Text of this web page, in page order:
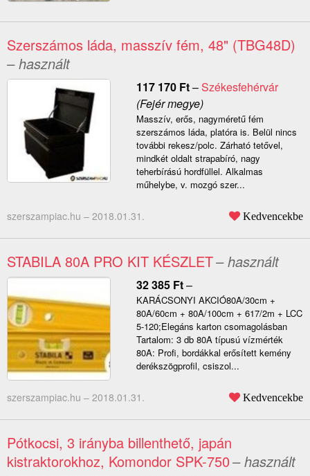
Szerszámos láda, masszív fém, 48" (TBG48D)
– használt
117 170 Ft–Székesfehérvár
(Fejér megye)
Masszív, erős, nagyméretű fém
szerszámos láda, platóra is. Belül nincs
további rekesz/polc. Zárható tetővel,
mindkét oldalt strapabíró, nagy
teherbírású hordfüllel. Alkalmas
műhelybe, v. mozgó szer...
szerszampiac.hu – 2018.01.31. Kedvencekbe
STABILA 80A PRO KIT KÉSZLET– használt
32 385 Ft–
KARÁCSONYI AKCIÓ80A/30cm +
80A/60cm + 80A/100cm + 617/2m + LCC
5-120;Elegáns karton csomagolásban
Tartalom: 3 db 80A típusú vízmérték
80A: Profi, bordákkal erősített kemény
derékszögprofil, csiszol...
szerszampiac.hu – 2018.01.31. Kedvencekbe
Pótkocsi, 3 irányba billenthető, japán
kistraktorokhoz, Komondor SPK-750– használt